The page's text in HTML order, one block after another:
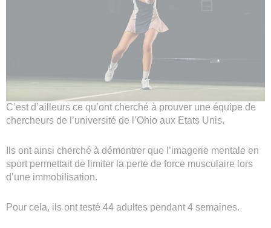
C’est d’ailleurs ce qu’ont cherché à prouver une équipe de
chercheurs de l’université de l’Ohio aux Etats Unis.
Ils ont ainsi cherché à démontrer que l’imagerie mentale en
sport permettait de limiter la perte de force musculaire lors
d’une immobilisation.
Pour cela, ils ont testé 44 adultes pendant 4 semaines.